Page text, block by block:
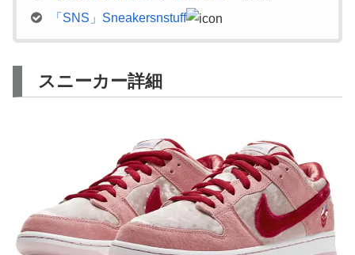
「SNS」Sneakersnstuff
スニーカー詳細